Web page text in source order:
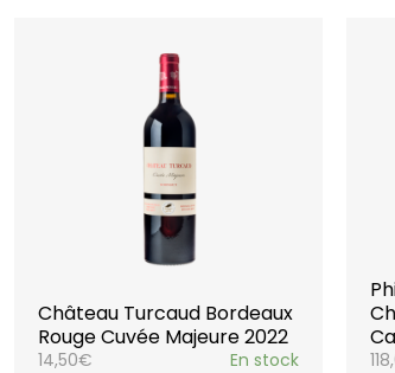
Château Turcaud Bordeaux
Rouge Cuvée Majeure 2022
14,50€ En stock